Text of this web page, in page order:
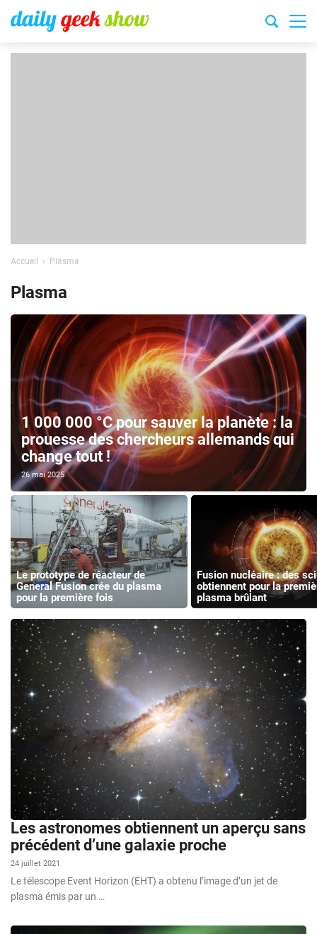
Accueil Plasma
Plasma
1 000 000 °C pour sauver la planète : la
prouesse des chercheurs allemands qui
change tout !
26 mai 2025
Le prototype de réacteur de
General Fusion crée du plasma
pour la première fois
Fusion nucléaire : des
obtiennent pour la
plasma brûlant
Les astronomes obtiennent un aperçu sans
précédent d’une galaxie proche
24 juillet 2021
Le télescope Event Horizon (EHT) a obtenu l’image d’un jet de
plasma émis par un …